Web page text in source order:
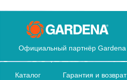
Официальный партнёр Gardena
Каталог Гарантия и возврат